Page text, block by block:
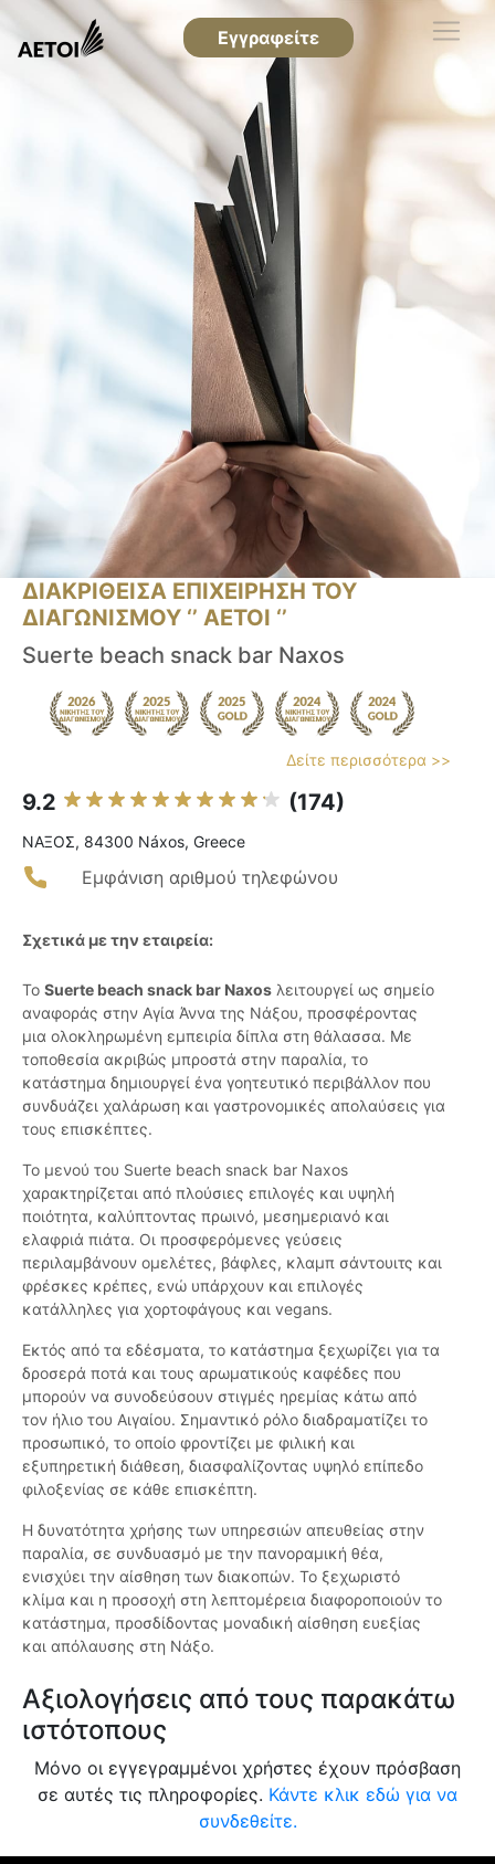
Εγγραφείτε
ΔΙΑΚΡΙΘΕΙΣΑ ΕΠΙΧΕΙΡΗΣΗ ΤΟΥ
ΔΙΑΓΩΝΙΣΜΟΥ ‘’ ΑΕΤΟΙ ‘’
Suerte beach snack bar Naxos
Δείτε περισσότερα >>
9.2 (174)
ΝΑΞΟΣ, 84300 Náxos, Greece
Εμφάνιση αριθμού τηλεφώνου
Σχετικά με την εταιρεία:
Το Suerte beach snack bar Naxos λειτουργεί ως σημείο
αναφοράς στην Αγία Άννα της Νάξου, προσφέροντας
μια ολοκληρωμένη εμπειρία δίπλα στη θάλασσα. Με
τοποθεσία ακριβώς μπροστά στην παραλία, το
κατάστημα δημιουργεί ένα γοητευτικό περιβάλλον που
συνδυάζει χαλάρωση και γαστρονομικές απολαύσεις για
τους επισκέπτες.
Το μενού του Suerte beach snack bar Naxos
χαρακτηρίζεται από πλούσιες επιλογές και υψηλή
ποιότητα, καλύπτοντας πρωινό, μεσημεριανό και
ελαφριά πιάτα. Οι προσφερόμενες γεύσεις
περιλαμβάνουν ομελέτες, βάφλες, κλαμπ σάντουιτς και
φρέσκες κρέπες, ενώ υπάρχουν και επιλογές
κατάλληλες για χορτοφάγους και vegans.
Εκτός από τα εδέσματα, το κατάστημα ξεχωρίζει για τα
δροσερά ποτά και τους αρωματικούς καφέδες που
μπορούν να συνοδεύσουν στιγμές ηρεμίας κάτω από
τον ήλιο του Αιγαίου. Σημαντικό ρόλο διαδραματίζει το
προσωπικό, το οποίο φροντίζει με φιλική και
εξυπηρετική διάθεση, διασφαλίζοντας υψηλό επίπεδο
φιλοξενίας σε κάθε επισκέπτη.
Η δυνατότητα χρήσης των υπηρεσιών απευθείας στην
παραλία, σε συνδυασμό με την πανοραμική θέα,
ενισχύει την αίσθηση των διακοπών. Το ξεχωριστό
κλίμα και η προσοχή στη λεπτομέρεια διαφοροποιούν το
κατάστημα, προσδίδοντας μοναδική αίσθηση ευεξίας
και απόλαυσης στη Νάξο.
Αξιολογήσεις από τους παρακάτω
ιστότοπους
Μόνο οι εγγεγραμμένοι χρήστες έχουν πρόσβαση
σε αυτές τις πληροφορίες. Κάντε κλικ εδώ για να
συνδεθείτε.